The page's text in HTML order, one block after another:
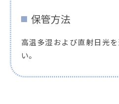
保管方法
高温多湿および直射日光
い。